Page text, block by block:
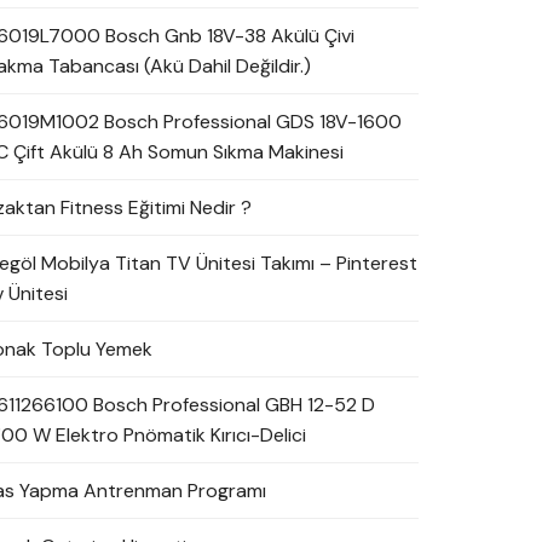
Bosch Gnb 18V-38 Akülü Çivi
Tabancası (Akü Dahil Değildir.)
Bosch Professional GDS 18V-1600
Çift Akülü 8 Ah Somun Sıkma Makinesi
Fitness Eğitimi Nedir ?
Mobilya Titan TV Ünitesi Takımı – Pinterest
Ünitesi
Toplu Yemek
Bosch Professional GBH 12-52 D
W Elektro Pnömatik Kırıcı-Delici
Yapma Antrenman Programı